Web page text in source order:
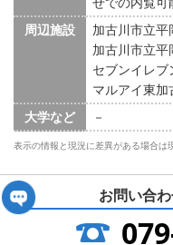
周辺施設
加古川市立
加古川市立
セブンイレ
マルアイ東
大学など
－
表示の情報と現況に差異がある場合は
お問い合